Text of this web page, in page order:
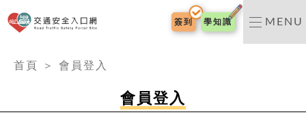
交通安全入口網
簽到 學知識 MENU
首頁
＞ 會員登入
會員登入